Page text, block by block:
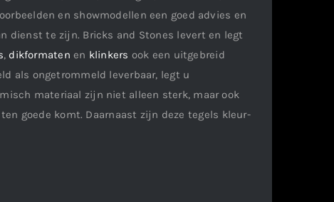
en showmodellen een goed advies en
dienst te zijn. Bricks and Stones levert en legt
, dikformaten en klinkers ook een uitgebreid
als ongetrommeld leverbaar, legt u
materiaal zijn niet alleen sterk, maar ook
goede komt. Daarnaast zijn deze tegels kleur-